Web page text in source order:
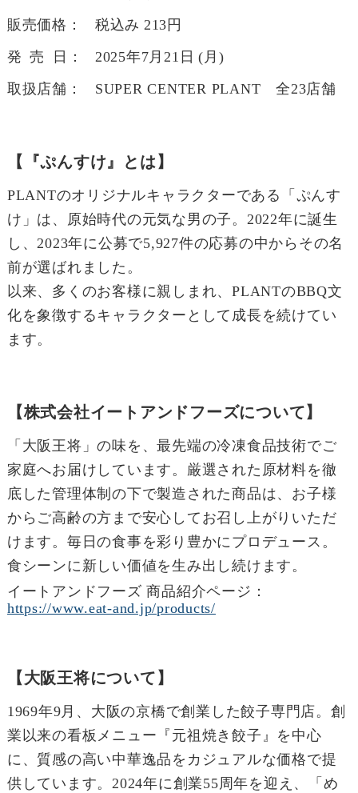
販売価格：
税込み 213円
発 売 日：
2025年7月21日 (月)
取扱店舗：
SUPER CENTER PLANT 全23店舗
【『ぷんすけ』とは】
PLANTのオリジナルキャラクターである「ぷんす
け」は、原始時代の元気な男の子。2022年に誕生
し、2023年に公募で5,927件の応募の中からその名
前が選ばれました。
以来、多くのお客様に親しまれ、PLANTのBBQ文
化を象徴するキャラクターとして成長を続けてい
ます。
【株式会社イートアンドフーズについて】
「大阪王将」の味を、最先端の冷凍食品技術でご
家庭へお届けしています。厳選された原材料を徹
底した管理体制の下で製造された商品は、お子様
からご高齢の方まで安心してお召し上がりいただ
けます。毎日の食事を彩り豊かにプロデュース。
食シーンに新しい価値を生み出し続けます。
イートアンドフーズ 商品紹介ページ：
https://www.eat-and.jp/products/
【大阪王将について】
1969年9月、大阪の京橋で創業した餃子専門店。創
業以来の看板メニュー『元祖焼き餃子』を中心
に、質感の高い中華逸品をカジュアルな価格で提
供しています。2024年に創業55周年を迎え、「め